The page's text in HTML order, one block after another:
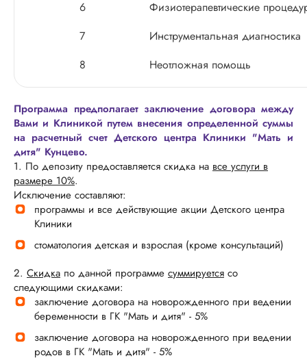
6
Физиотерапевтические
7
Инструментальная диагностика
8
Неотложная помощь
Программа предполагает заключение договора между
Вами и Клиникой путем внесения определенной суммы
на расчетный счет Детского центра Клиники "Мать и
дитя" Кунцево.
1. По депозиту предоставляется скидка на все услуги в
размере 10%.
Исключение составляют:
программы и все действующие акции Детского центра
Клиники
стоматология детская и взрослая (кроме консультаций)
2. Скидка по данной программе суммируется со
следующими скидками:
заключение договора на новорожденного при ведении
беременности в ГК "Мать и дитя" - 5%
заключение договора на новорожденного при ведении
родов в ГК "Мать и дитя" - 5%